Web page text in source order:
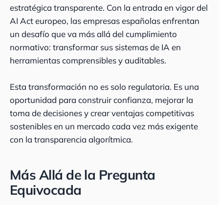
estratégica transparente. Con la entrada en vigor del
AI Act europeo, las empresas españolas enfrentan
un desafío que va más allá del cumplimiento
normativo: transformar sus sistemas de IA en
herramientas comprensibles y auditables.
Esta transformación no es solo regulatoria. Es una
oportunidad para construir confianza, mejorar la
toma de decisiones y crear ventajas competitivas
sostenibles en un mercado cada vez más exigente
con la transparencia algorítmica.
Más Allá de la Pregunta
Equivocada